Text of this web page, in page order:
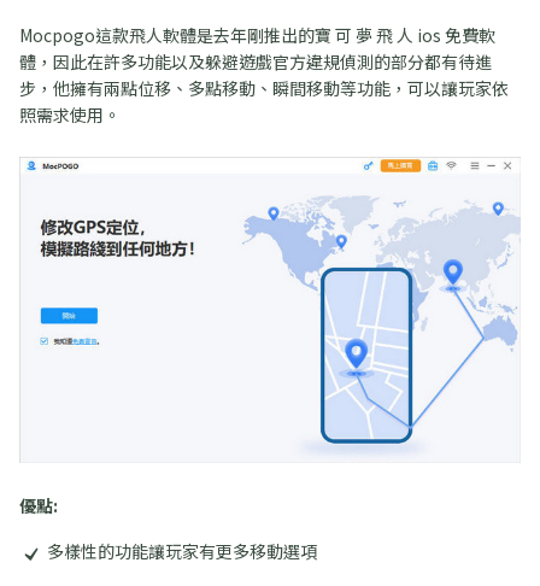
Mocpogo這款飛人軟體是去年剛推出的寶 可 夢 飛 人 ios 免費軟
體，因此在許多功能以及躲避遊戲官方違規偵測的部分都有待進
步，他擁有兩點位移、多點移動、瞬間移動等功能，可以讓玩家依
照需求使用。
優點:
多樣性的功能讓玩家有更多移動選項